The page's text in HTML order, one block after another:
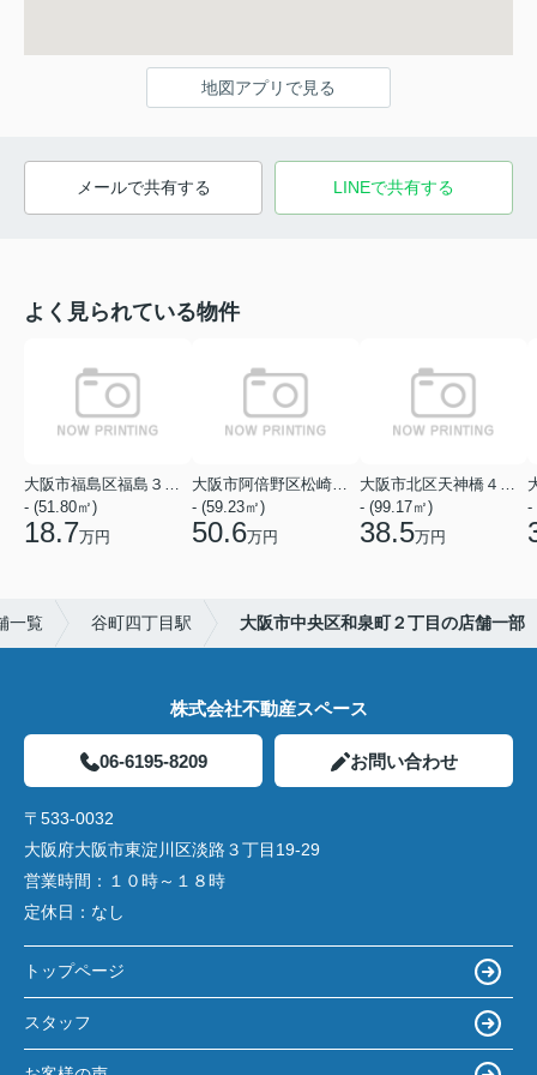
地図アプリで見る
メールで共有する LINEで共有する
よく見られている物件
- (51.80㎡)
18.7万円
- (59.23㎡)
50.6万円
- (99.17㎡)
38.5万円
-
一覧 谷町四丁目駅 大阪市中央区和泉町２丁目の店舗一部
株式会社不動産スペース
06-6195-8209 お問い合わせ
〒533-0032
大阪府大阪市東淀川区淡路３丁目19-29
営業時間： １０時～１８時
定休日： なし
トップページ
スタッフ